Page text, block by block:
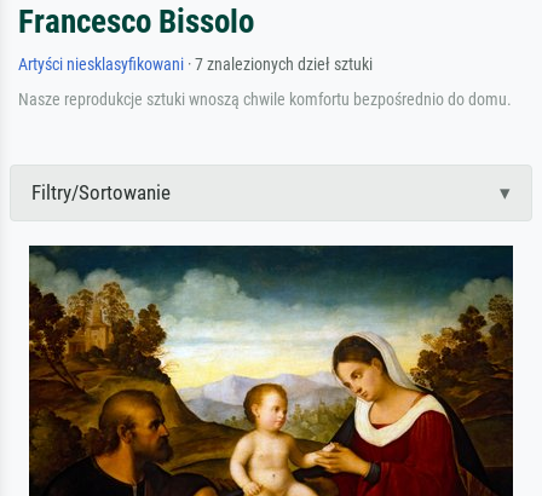
Francesco Bissolo
Artyści niesklasyfikowani · 7 znalezionych dzieł sztuki
Nasze reprodukcje sztuki wnoszą chwile komfortu bezpośrednio do domu.
Filtry/Sortowanie